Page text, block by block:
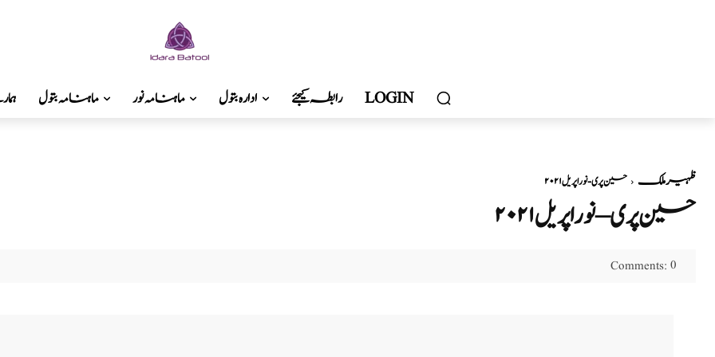
ماہنامہ بتول ماہنامہ نور ادارہ بتول رابطہ کیجئے LOGIN
ظہیر ملک حسین پری - نور اپریل ۲۰۲۱
حسین پری – نور اپریل ۲۰۲۱
Comments: 0